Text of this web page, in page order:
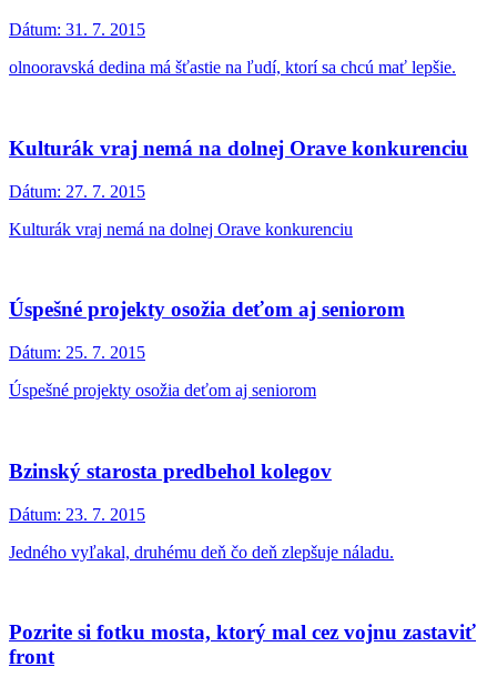
Dátum: 31. 7. 2015
olnooravská dedina má šťastie na ľudí, ktorí sa chcú mať lepšie.
Kulturák vraj nemá na dolnej Orave konkurenciu
Dátum: 27. 7. 2015
Kulturák vraj nemá na dolnej Orave konkurenciu
Úspešné projekty osožia deťom aj seniorom
Dátum: 25. 7. 2015
Úspešné projekty osožia deťom aj seniorom
Bzinský starosta predbehol kolegov
Dátum: 23. 7. 2015
Jedného vyľakal, druhému deň čo deň zlepšuje náladu.
Pozrite si fotku mosta, ktorý mal cez vojnu zastaviť
front